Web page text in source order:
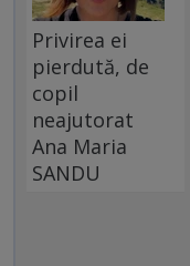
Privirea ei
pierdută, de
copil
neajutorat
Ana Maria
SANDU